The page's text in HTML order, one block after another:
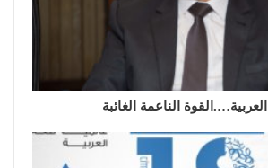
الناعمة الغائبة